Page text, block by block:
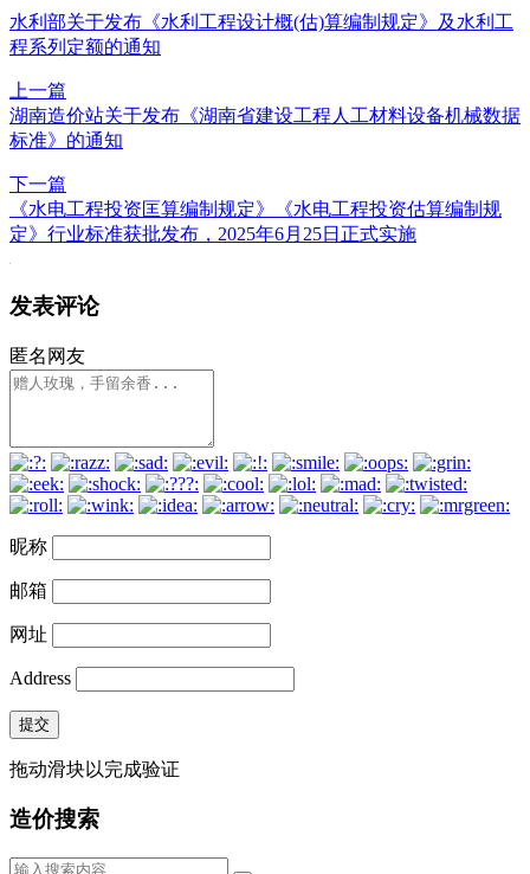
水利部关于发布《水利工程设计概(估)算编制规定》及水利工
程系列定额的通知
上一篇
湖南造价站关于发布《湖南省建设工程人工材料设备机械数据
标准》的通知
下一篇
《水电工程投资匡算编制规定》《水电工程投资估算编制规
定》行业标准获批发布，2025年6月25日正式实施
发表评论
匿名网友
昵称
邮箱
网址
Address
提交
拖动滑块以完成验证
造价搜索